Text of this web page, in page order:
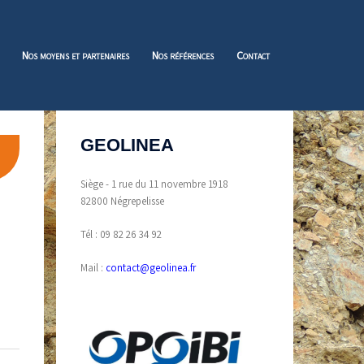
Nos moyens et partenaires Nos références Contact
GEOLINEA
Siège - 1 rue du 11 novembre 1918
82800 Négrepelisse
Tél : 09 82 26 34 92
Mail : contact@geolinea.fr